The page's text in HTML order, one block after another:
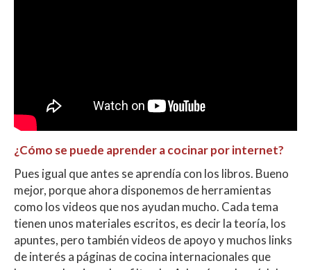
¿Cómo se puede aprender a cocinar por internet?
Pues igual que antes se aprendía con los libros. Bueno
mejor, porque ahora disponemos de herramientas
como los videos que nos ayudan mucho. Cada tema
tienen unos materiales escritos, es decir la teoría, los
apuntes, pero también videos de apoyo y muchos links
de interés a páginas de cocina internacionales que